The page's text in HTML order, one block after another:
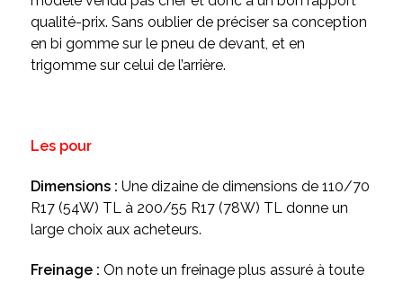
qualité-prix. Sans oublier de préciser sa conception
en bi gomme sur le pneu de devant, et en
trigomme sur celui de l’arrière.
Les pour
Dimensions : Une dizaine de dimensions de 110/70
R17 (54W) TL à 200/55 R17 (78W) TL donne un
large choix aux acheteurs.
Freinage : On note un freinage plus assuré à toute